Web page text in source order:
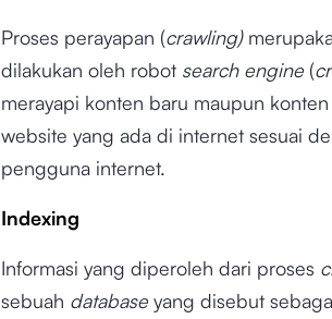
Proses perayapan (crawling)
dilakukan oleh robot search engine(
merayapi konten baru maupun
website yang ada di internet sesuai
pengguna internet.
Indexing
Informasi yang diperoleh dari proses
sebuah database yang disebut